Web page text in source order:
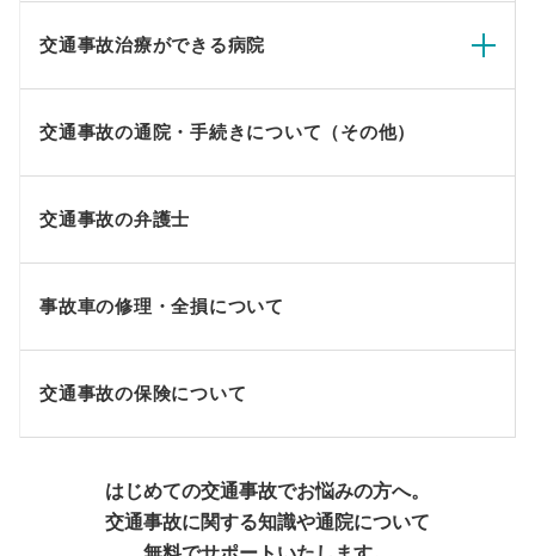
交通事故治療ができる病院
交通事故の通院・手続きについて（その他）
交通事故の弁護士
事故車の修理・全損について
交通事故の保険について
はじめての交通事故でお悩みの方へ。
交通事故に関する知識や通院について